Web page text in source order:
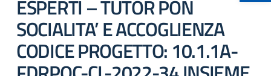
ESPERTI – TUTOR PON
SOCIALITA’ E ACCOGLIENZA
CODICE PROGETTO: 10.1.1A-